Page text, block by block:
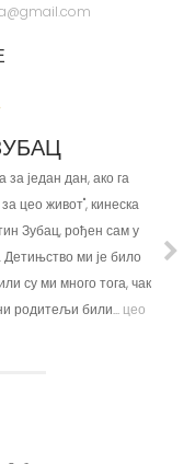
за један дан, ако га
цео живот'', кинеска
Зубац, рођен сам у
Детињство ми је било
су ми много тога, чак
родитељи били... цео